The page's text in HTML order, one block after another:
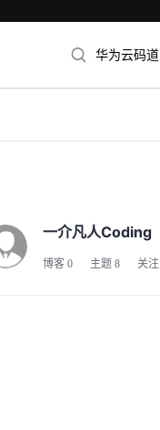
华为云码道
一介凡人Coding
博客 0 主题 8 关注